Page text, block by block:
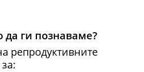
ги познаваме?
репродуктивните